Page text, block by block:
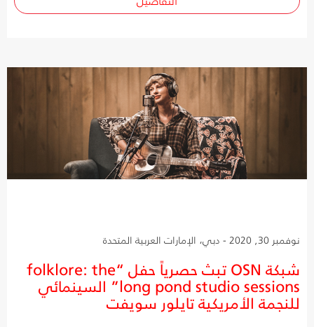
نوفمبر 30, 2020 - دبي، الإمارات العربية المتحدة
شبكة OSN تبث حصرياً حفل “folklore: the
long pond studio sessions” السينمائي
للنجمة الأمريكية تايلور سويفت